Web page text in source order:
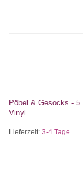
Pöbel & Gesocks - 5
Vinyl
Lieferzeit: 3-4 Tage